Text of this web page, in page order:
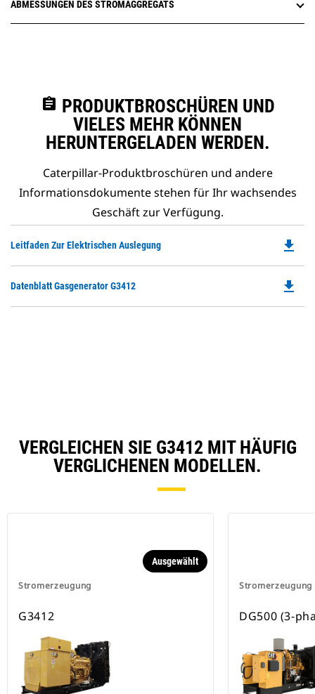
ABMESSUNGEN DES STROMAGGREGATS
assignment PRODUKTBROSCHÜREN UND
VIELES MEHR KÖNNEN
HERUNTERGELADEN WERDEN.
Caterpillar-Produktbroschüren und andere
Informationsdokumente stehen für Ihr wachsendes
Geschäft zur Verfügung.
Leitfaden Zur Elektrischen Auslegung
a
file_download
Datenblatt Gasgenerator G3412 file_download
VERGLEICHEN SIE G3412 MIT HÄUFIG
VERGLICHENEN MODELLEN.
Stromerzeugung
Ausgewählt
G3412
Stromerzeugung
DG500 (3-